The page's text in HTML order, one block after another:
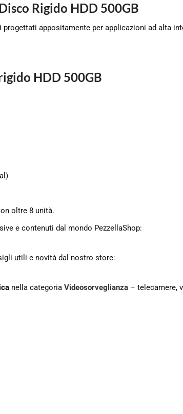
Rigido HDD 500GB
progettati appositamente per applicazioni ad alta
HDD 500GB
oltre 8 unità.
e contenuti dal mondo PezzellaShop:
utili e novità dal nostro store:
nella categoria Videosorveglianza – telecamere,